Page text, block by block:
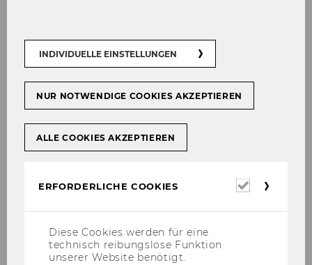
bei­ten
Ab Jän­ner 2025 muss ent­spre­chend der Vor­ga­
ben der WU Po­li­cy in allen Seminar-​ und Ab­
ge­ge­ben wer­den.
Pro­gram­me)
deepl.com, etc. ver­wen­det wer­den, so muss
auch dies in der Ar­beit an­ge­ge­ben wer­den.
INDIVIDUELLE EINSTELLUNGEN
NUR NOTWENDIGE COOKIES AKZEPTIEREN
ALLE COOKIES AKZEPTIEREN
ERFORDERLICHE COOKIES
Diese Cookies werden für eine
technisch reibungslose Funktion
unserer Website benötigt.